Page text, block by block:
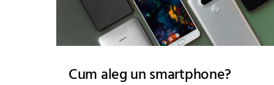
Cum aleg un smartphone?